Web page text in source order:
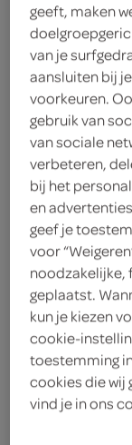
bloem
100 gram fijne
100 gram
2 eetlepels
250 gram
2 eetlepels
1 ei
2 theelepels
130 gram
geeft, maken
van je
aansluiten bij
voorkeuren.
gebruik van
van sociale
verbeteren,
bij het
en
geef je
voor
noodzakelijke,
geplaatst.
kun je kiezen
cookie-
toestemming
cookies die wij
vind je in ons